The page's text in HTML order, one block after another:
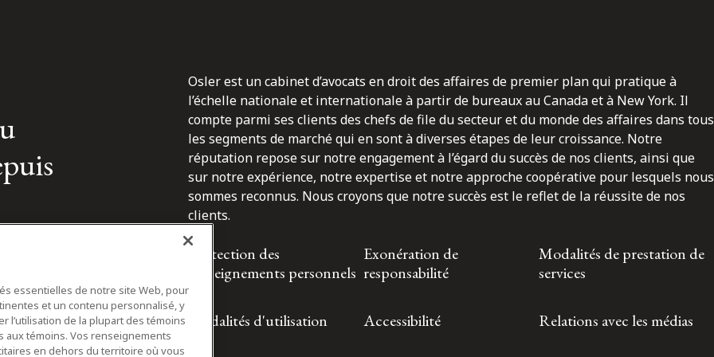
Osler est un cabinet d’avocats en droit des affaires de premier plan qui pratique à
l’échelle nationale et internationale à partir de bureaux au Canada et à New York. Il
compte parmi ses clients des chefs de file du secteur et du monde des affaires dans tous
les segments de marché qui en sont à diverses étapes de leur croissance. Notre
réputation repose sur notre engagement à l’égard du succès de nos clients, ainsi que
sur notre expérience, notre expertise et notre approche coopérative pour lesquels nous
sommes reconnus. Nous croyons que notre succès est le reflet de la réussite de nos
clients.
Protection des
renseignements personnels
Exonération de
responsabilité
Modalités de prestation de
services
Modalités d'utilisation Accessibilité Relations avec les médias
essentielles de notre site Web, pour
et un contenu personnalisé, y
l’utilisation de la plupart des témoins
témoins. Vos renseignements
en dehors du territoire où vous